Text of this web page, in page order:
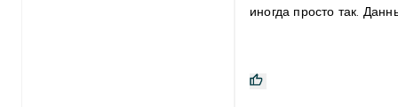
иногда просто так. Данный